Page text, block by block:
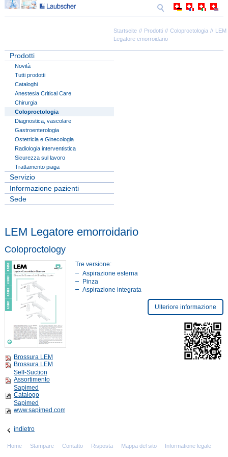
Startseite Prodotti Coloproctologia
LEM
Legatore emorroidario
Prodotti
Novità
Tutti prodotti
Cataloghi
Anestesia Critical Care
Chirurgia
Coloproctologia
Diagnostica, vascolare
Gastroenterologia
Ostetricia e Ginecologia
Radiologia interventistica
Sicurezza sul lavoro
Trattamento piaga
Servizio
Informazione pazienti
Sede
LEM Legatore emorroidario
Coloproctology
Brossura LEM
Brossura LEM
Self-Suction
Assortimento
Sapimed
Catalogo
Sapimed
www.sapimed.com
Tre versione:
Aspirazione esterna
Pinza
Aspirazione integrata
Ulteriore informazione
indietro
Home Stampare Contatto Risposta Mappa del sito Informatione legale